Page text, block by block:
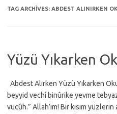
TAG ARCHIVES: ABDEST ALINIRKEN
Yüzü Yıkarken
Abdest Alırken Yüzü Yıkarken
beyyid vechî binûrike yevme
vucûh.” Allah’ım! Bir kısım